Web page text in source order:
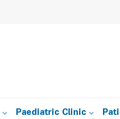
Paediatric Clinic